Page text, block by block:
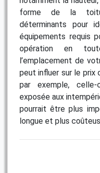
forme de la
déterminants pour
équipements requis
opération en
l’emplacement de
peut influer sur le prix
par exemple,
exposée aux
pourrait être plus
longue et plus